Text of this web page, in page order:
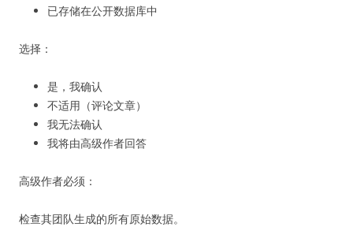
已存储在公开数据库中
选择：
是，我确认
不适用（评论文章）
我无法确认
我将由高级作者回答
高级作者必须：
检查其团队生成的所有原始数据。